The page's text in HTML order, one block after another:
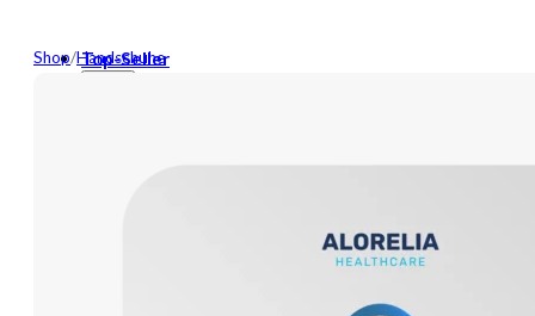
Top-Seller
Shop/Handschuhe